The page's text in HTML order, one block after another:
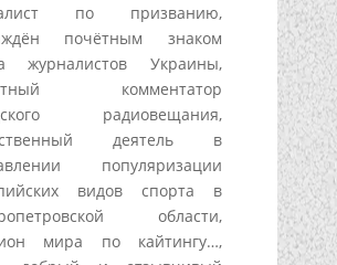
по призванию,
почётным знаком
журналистов Украины,
комментатор
радиовещания,
деятель в
популяризации
видов спорта в
области,
мира по кайтингу…,